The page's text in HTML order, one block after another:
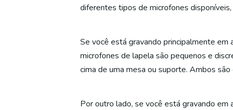
diferentes tipos de microfones
Se você está gravando principalmente em
microfones de lapela são pequenos e
cima de uma mesa ou suporte. Ambos
Por outro lado, se você está gravando em